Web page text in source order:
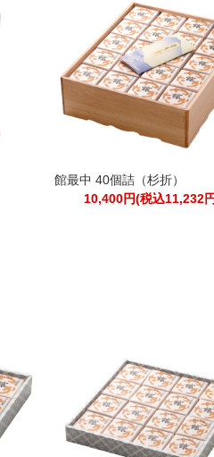
館最中 40個詰（杉折）
10,400円(税込11,232